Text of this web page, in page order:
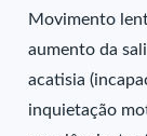
Movimento
aumento da
acatisia
inquietação